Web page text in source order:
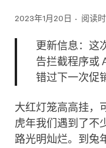
2023年1月20日 阅读
更新信息：这
告拦截程序或
错过下一次促
大红灯笼高高挂，
虎年我们遇到了不
路光明灿烂。到兔